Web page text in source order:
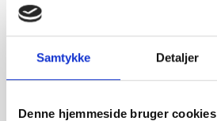
Samtykke Detaljer
Denne hjemmeside bruger cookies
Grovfoder
Læs mere